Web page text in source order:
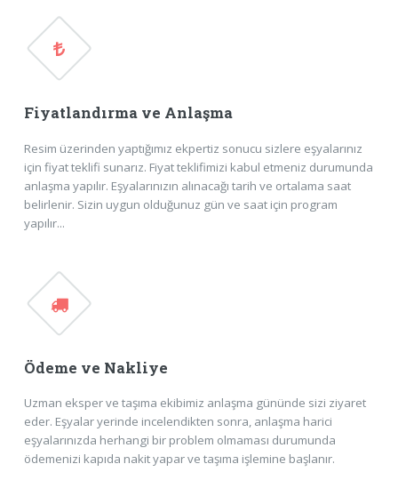
Fiyatlandırma ve Anlaşma
Resim üzerinden yaptığımız ekpertiz sonucu sizlere eşyalarınız
için fiyat teklifi sunarız. Fiyat teklifimizi kabul etmeniz durumunda
anlaşma yapılır. Eşyalarınızın alınacağı tarih ve ortalama saat
belirlenir. Sizin uygun olduğunuz gün ve saat için program
yapılır...
Ödeme ve Nakliye
Uzman eksper ve taşıma ekibimiz anlaşma gününde sizi ziyaret
eder. Eşyalar yerinde incelendikten sonra, anlaşma harici
eşyalarınızda herhangi bir problem olmaması durumunda
ödemenizi kapıda nakit yapar ve taşıma işlemine başlanır.